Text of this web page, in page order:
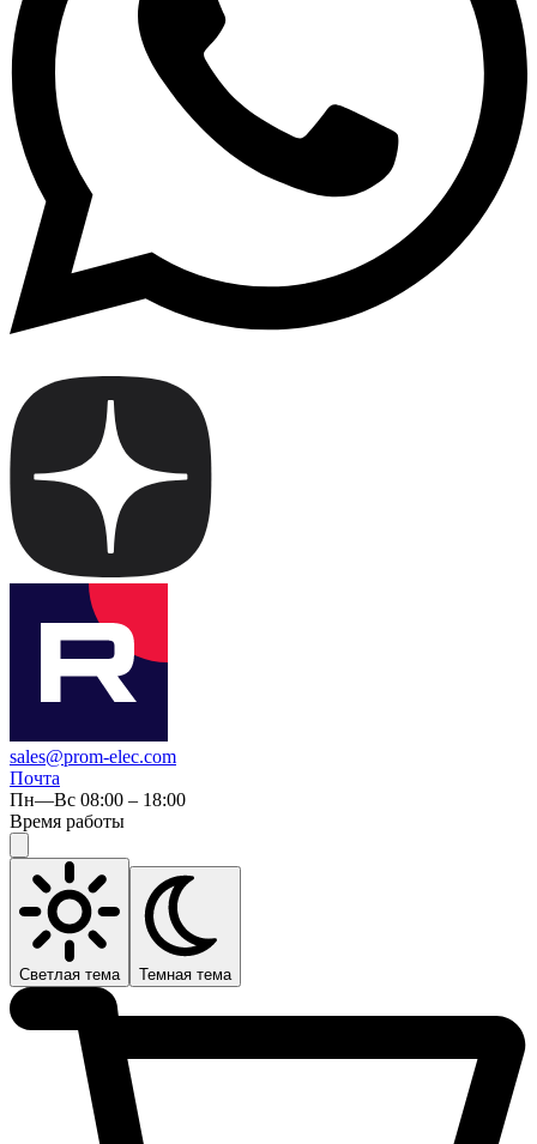
sales@prom-elec.com
Почта
Пн—Вс 08:00 – 18:00
Время работы
Светлая тема Темная тема